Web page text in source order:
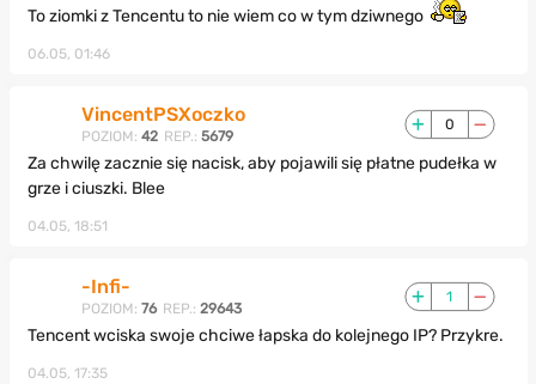
To ziomki z Tencentu to nie wiem co w tym dziwnego
06.05, 01:46
VincentPSXoczko
POZIOM: 42 REP.: 5679
0
Za chwilę zacznie się nacisk, aby pojawili się płatne pudełka w
grze i ciuszki. Blee
04.05, 18:51
-Infi-
POZIOM: 76 REP.: 29643
1
Tencent wciska swoje chciwe łapska do kolejnego IP? Przykre.
04.05, 17:35